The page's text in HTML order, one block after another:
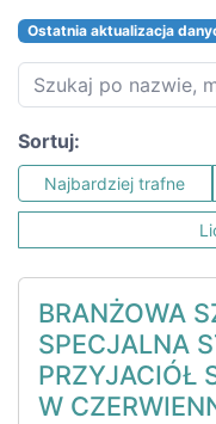
Ostatnia aktualizacja
Sortuj:
Najbardziej trafne
BRANŻOWA
SPECJALNA
PRZYJACIÓŁ
W